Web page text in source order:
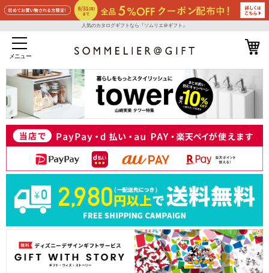
人気のカタログギフトなら『ソムリエ＠ギフト』
メニュー